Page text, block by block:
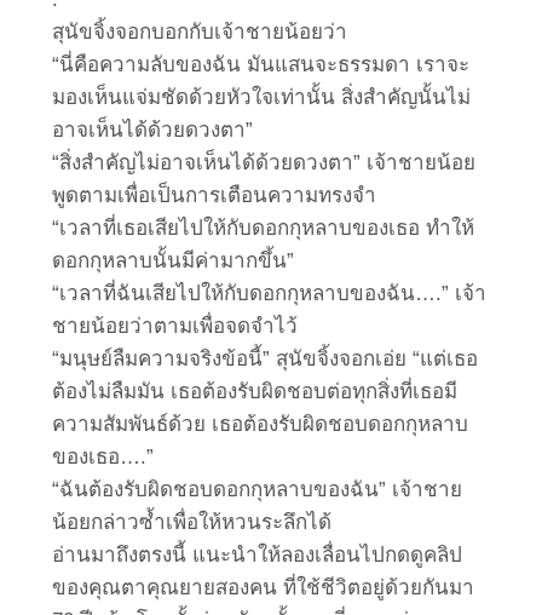
สุนัขจิ้งจอกบอกกับเจ้าชายน้อยว่า
“นี่คือความลับของฉัน มันแสนจะธรรมดา เราจะ
มองเห็นแจ่มชัดด้วยหัวใจเท่านั้น สิ่งสำคัญนั้นไม่
อาจเห็นได้ด้วยดวงตา”
“สิ่งสำคัญไม่อาจเห็นได้ด้วยดวงตา” เจ้าชายน้อย
พูดตามเพื่อเป็นการเตือนความทรงจำ
“เวลาที่เธอเสียไปให้กับดอกกุหลาบของเธอ ทำให้
ดอกกุหลาบนั้นมีค่ามากขึ้น”
“เวลาที่ฉันเสียไปให้กับดอกกุหลาบของฉัน….” เจ้า
ชายน้อยว่าตามเพื่อจดจำไว้
“มนุษย์ลืมความจริงข้อนี้” สุนัขจิ้งจอกเอ่ย “แต่เธอ
ต้องไม่ลืมมัน เธอต้องรับผิดชอบต่อทุกสิ่งที่เธอมี
ความสัมพันธ์ด้วย เธอต้องรับผิดชอบดอกกุหลาบ
ของเธอ….”
“ฉันต้องรับผิดชอบดอกกุหลาบของฉัน” เจ้าชาย
น้อยกล่าวซ้ำเพื่อให้หวนระลึกได้
อ่านมาถึงตรงนี้ แนะนำให้ลองเลื่อนไปกดดูคลิป
ของคุณตาคุณยายสองคน ที่ใช้ชีวิตอยู่ด้วยกันมา